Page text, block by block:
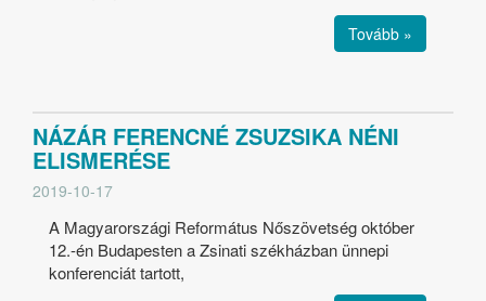
Tovább »
NÁZÁR FERENCNÉ ZSUZSIKA NÉNI
ELISMERÉSE
2019-10-17
A Magyarországi Református Nőszövetség október
12.-én Budapesten a Zsinati székházban ünnepi
konferenciát tartott,